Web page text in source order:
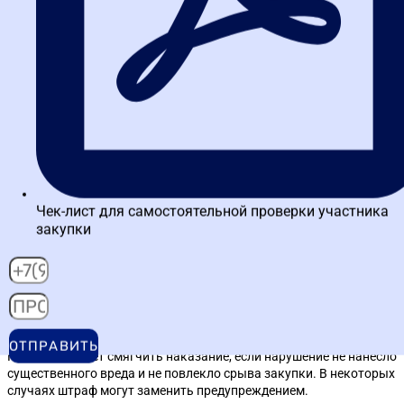
1. Какие нарушения по 44-ФЗ
считаются самыми
распространенными?
неверный выбор способа закупки. Также в топе — ошибки в
описании объекта закупки (избыточные требования, указание
товарных знаков без обоснования).
2. Могут ли привлечь к
ответственности, если нарушение
допущено впервые?
Да, могут. Закон не предусматривает автоматического
освобождения от ответственности за первое нарушение. Однако
КоАП позволяет смягчить наказание, если нарушение не нанесло
существенного вреда и не повлекло срыва закупки. В некоторых
случаях штраф могут заменить предупреждением.
Чек-лист для самостоятельной проверки участника
закупки
ОТПРАВИТЬ